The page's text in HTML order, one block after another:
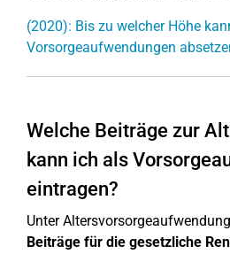
(2020): Bis zu welcher Höhe
Vorsorgeaufwendungen
Welche Beiträge zur
kann ich als
eintragen?
Unter
Beiträge für die gesetzliche